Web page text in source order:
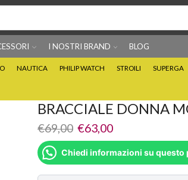
I NOSTRI BRAND BLOG
NAUTICA PHILIP WATCH STROILI SUPERGA
BRACCIALE DONNA
€69,00 €63,00
Chiedi informazioni su questo